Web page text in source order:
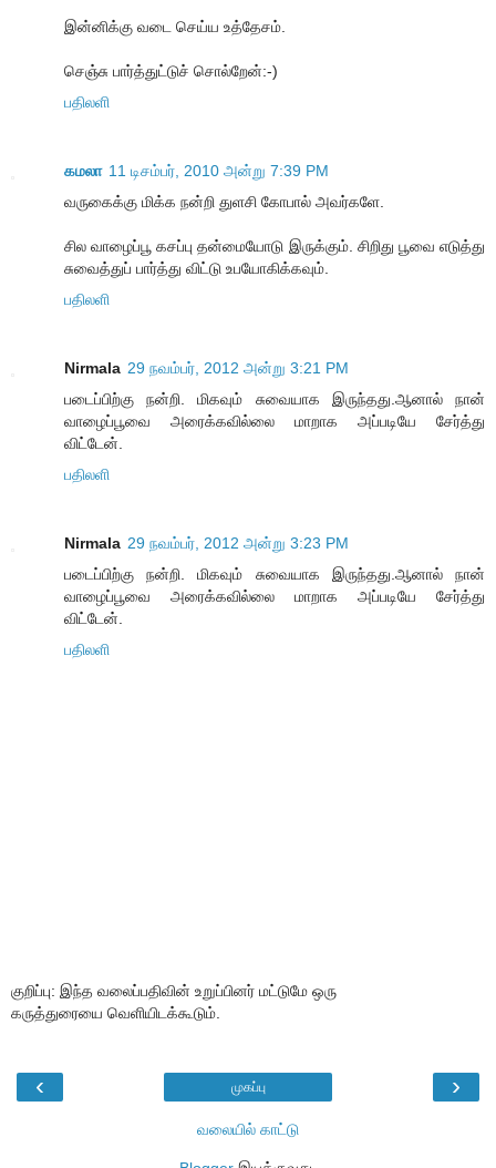
இன்னிக்கு வடை செய்ய உத்தேசம்.
செஞ்சு பார்த்துட்டுச் சொல்றேன்:-)
பதிலளி
கமலா 11 டிசம்பர், 2010 அன்று 7:39 PM
வருகைக்கு மிக்க நன்றி துளசி கோபால் அவர்களே.
சில வாழைப்பூ கசப்பு தன்மையோடு இருக்கும். சிறிது பூவை எடுத்து
சுவைத்துப் பார்த்து விட்டு உபயோகிக்கவும்.
பதிலளி
Nirmala 29 நவம்பர், 2012 அன்று 3:21 PM
படைப்பிற்கு நன்றி. மிகவும் சுவையாக இருந்தது.ஆனால் நான்
வாழைப்பூவை அரைக்கவில்லை மாறாக அப்படியே சேர்த்து
விட்டேன்.
பதிலளி
Nirmala 29 நவம்பர், 2012 அன்று 3:23 PM
படைப்பிற்கு நன்றி. மிகவும் சுவையாக இருந்தது.ஆனால் நான்
வாழைப்பூவை அரைக்கவில்லை மாறாக அப்படியே சேர்த்து
விட்டேன்.
பதிலளி
குறிப்பு: இந்த வலைப்பதிவின் உறுப்பினர் மட்டுமே ஒரு
கருத்துரையை வெளியிடக்கூடும்.
‹ ›
முகப்பு
வலையில் காட்டு